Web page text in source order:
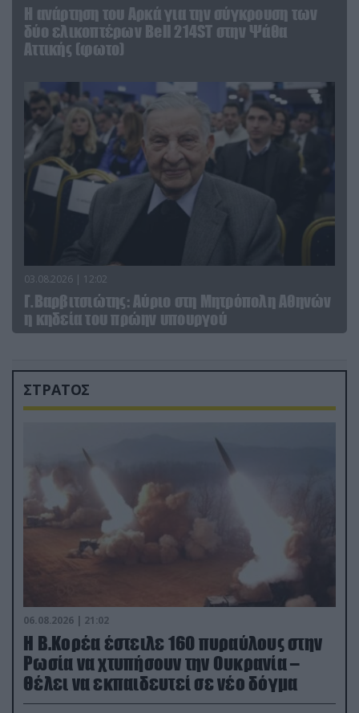
Η ανάρτηση του Αρκά για την σύγκρουση των
δύο ελικοπτέρων Bell 214ST στην Ψάθα
Αττικής (φωτο)
03.08.2026 | 12:02
Γ.Βαρβιτσιώτης: Aύριο στη Μητρόπολη Αθηνών
η κηδεία του πρώην υπουργού
ΣΤΡΑΤΟΣ
06.08.2026 | 21:02
Η Β.Κορέα έστειλε 160 πυραύλους στην
Ρωσία να χτυπήσουν την Ουκρανία –
Θέλει να εκπαιδευτεί σε νέο δόγμα